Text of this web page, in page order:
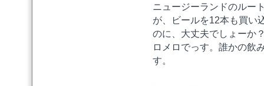
ニュージーランドのルー
が、ビールを12本も買い
のに、大丈夫でしょーか
ロメロでっす。誰かの飲
す。